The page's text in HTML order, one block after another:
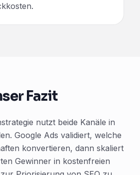
Fazit
nutzt beide Kanäle in
Google Ads validiert, welche
konvertieren, dann skaliert
Gewinner in kostenfreien